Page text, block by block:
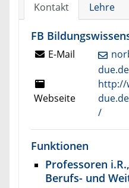
Kontakt Lehre
FB
E-Mail
due.de
Webseite
http://
/
Funktionen
Professoren
Berufs- und